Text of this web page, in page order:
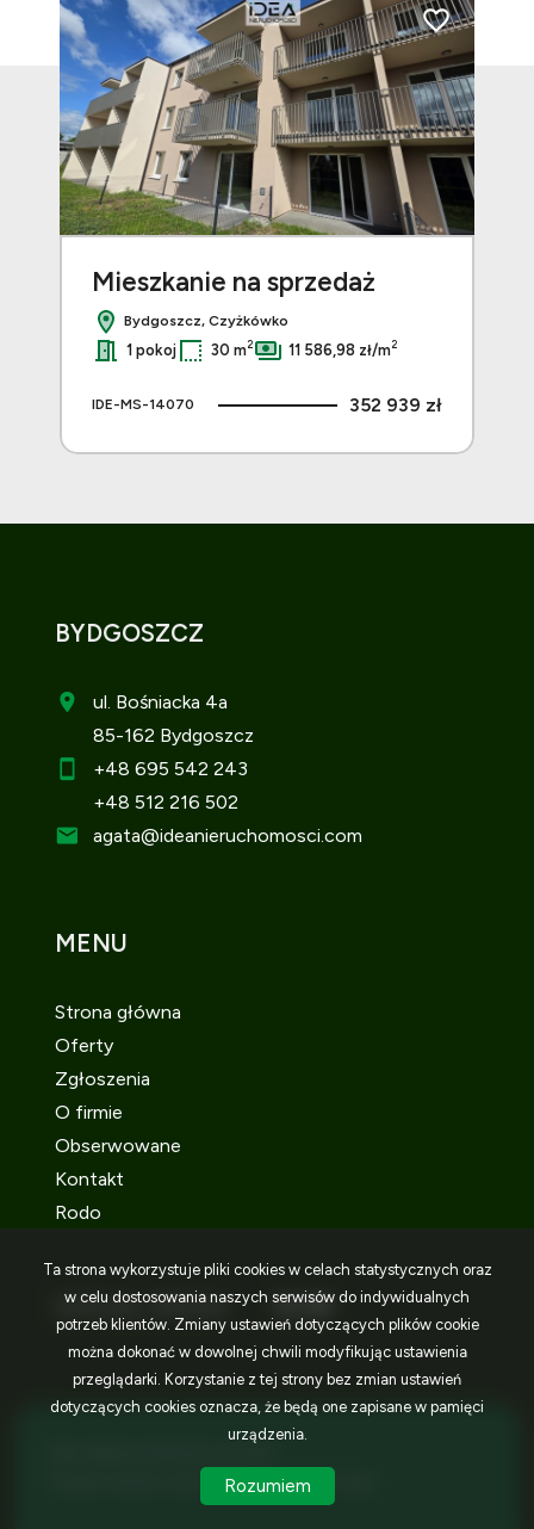
Dodaj do ulubionych Dodaj do
Mieszkanie na sprzedaż
Bydgoszcz, Czyżkówko
1 pokoj 30 m2 11 586,98 zł/m2
IDE-MS-14070 352 939 zł
BYDGOSZCZ
ul. Bośniacka 4a
85-162 Bydgoszcz
+48 695 542 243
+48 512 216 502
agata@ideanieruchomosci.com
MENU
Strona główna
Oferty
Zgłoszenia
O firmie
Obserwowane
Kontakt
Rodo
SOCIAL MEDIA Facebook
Facebook
Facebook
Program dla biur nieruchomościGalactica Virgo
Ta strona wykorzystuje pliki cookies w celach statystycznych oraz
w celu dostosowania naszych serwisów do indywidualnych
potrzeb klientów. Zmiany ustawień dotyczących plików cookie
można dokonać w dowolnej chwili modyfikując ustawienia
przeglądarki. Korzystanie z tej strony bez zmian ustawień
dotyczących cookies oznacza, że będą one zapisane w pamięci
urządzenia.
Rozumiem